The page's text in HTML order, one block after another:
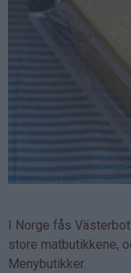
I Norge fås
store matbutikkene,
Menybutikker.